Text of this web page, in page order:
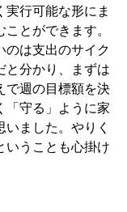
行可能な形にま
とができます。
のは支出のサイク
と分かり、まずは
で週の目標額を決
「守る」ように家
ました。やりく
いうことも心掛け